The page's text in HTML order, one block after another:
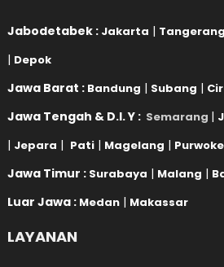
Jabodetabek : Jakarta | Tangerang
| Depok
Jawa Barat : Bandung | Subang |
Jawa Tengah & D.I. Y : Semarang |
| Jepara | Pati | Magelang |
Jawa Timur : Surabaya | Malang |
Luar Jawa : Medan | Makassar
LAYANAN